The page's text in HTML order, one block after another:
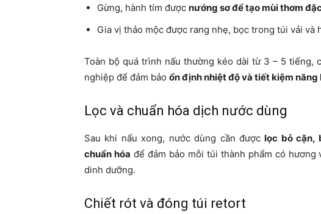
Gừng, hành tím được nướng sơ để tạo mùi thơm
Gia vị thảo mộc được rang nhẹ, bọc trong túi vải và
Toàn bộ quá trình nấu thường kéo dài từ 3 – 5 tiếng,
nghiệp để đảm bảo ổn định nhiệt độ và tiết kiệm năng
Lọc và chuẩn hóa dịch nước dùng
Sau khi nấu xong, nước dùng cần đượclọc bỏ cặn,
chuẩn hóa để đảm bảo mỗi túi thành phẩm có
dinh dưỡng.
Chiết rót và đóng túi retort